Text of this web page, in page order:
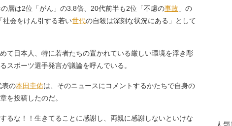
層は2位「がん」の3.8倍、20代前半も2位「不慮の事故 」の
社会をけん引する若い世代の自殺は深刻な状況にある」として
て日本人、特に若者たちの置かれている厳しい環境を浮き彫
スポーツ選手発言が議論を呼んでいる。
表の本田圭佑は、そのニュースにコメントするかたちで自身の
を投稿したのだ。
るな！！生きてることに感謝し、両親に感謝しないといけな